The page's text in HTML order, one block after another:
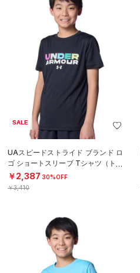
SALE
UAスピードストライド ブランド ロ
ゴ ショートスリーブ Tシャツ（トレ
ーニング/BOYS）
￥2,387 30%OFF
￥3,410